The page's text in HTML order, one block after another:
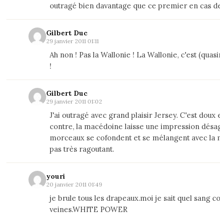
outragé bien davantage que ce premier en cas
Gilbert Duc
29 janvier 2011 01:11
Ah non ! Pas la Wallonie ! La Wallonie, c'est
!
Gilbert Duc
29 janvier 2011 01:02
J'ai outragé avec grand plaisir Jersey. C'est doux
contre, la macédoine laisse une impression
morceaux se cofondent et se mélangent avec la
pas très ragoutant.
youri
20 janvier 2011 01:49
je brule tous les drapeaux.moi je sait quel sang
veines.WHITE POWER